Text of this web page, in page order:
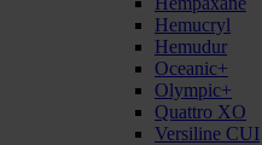
Hemucryl
Hemudur
Oceanic+
Olympic+
Quattro XO
Versiline CUI